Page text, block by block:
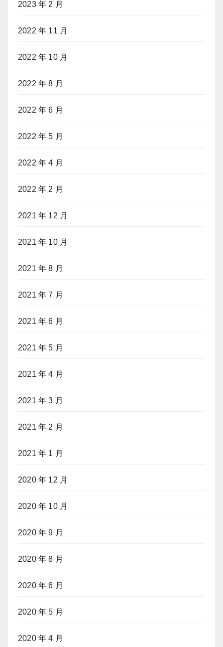
2023 年 2 月
2022 年 11 月
2022 年 10 月
2022 年 8 月
2022 年 6 月
2022 年 5 月
2022 年 4 月
2022 年 2 月
2021 年 12 月
2021 年 10 月
2021 年 8 月
2021 年 7 月
2021 年 6 月
2021 年 5 月
2021 年 4 月
2021 年 3 月
2021 年 2 月
2021 年 1 月
2020 年 12 月
2020 年 10 月
2020 年 9 月
2020 年 8 月
2020 年 6 月
2020 年 5 月
2020 年 4 月